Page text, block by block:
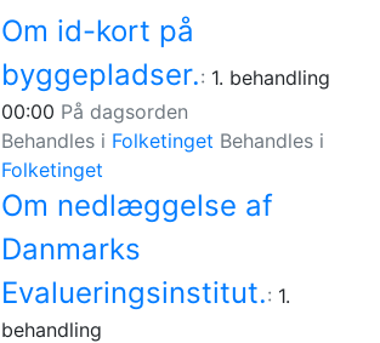
Om id-kort på
byggepladser.: 1. behandling
00:00 På dagsorden
Behandles i Folketinget Behandles i
Folketinget
Om nedlæggelse af
Danmarks
Evalueringsinstitut.: 1.
behandling